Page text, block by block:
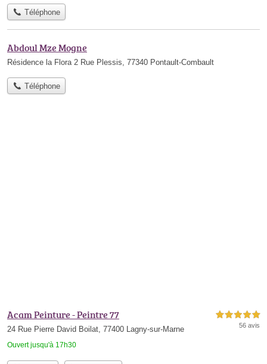
Téléphone
Abdoul Mze Mogne
Résidence la Flora 2 Rue Plessis, 77340 Pontault-Combault
Téléphone
Acam Peinture - Peintre 77
24 Rue Pierre David Boilat, 77400 Lagny-sur-Marne
Ouvert jusqu'à 17h30
5,0 étoiles sur 5
56 avis